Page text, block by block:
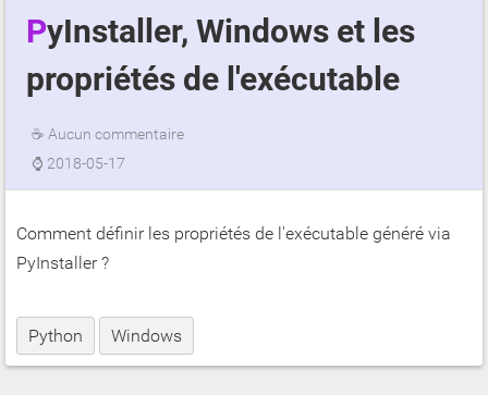
PyInstaller, Windows et les
propriétés de l'exécutable
☕ Aucun commentaire
⌚ 2018-05-17
Comment définir les propriétés de l'exécutable généré via
PyInstaller ?
Python Windows